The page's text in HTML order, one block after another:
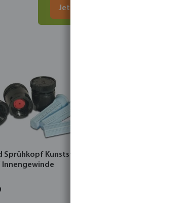
Jetzt bestellen
Sprühkopf Kunststoff 3.5
Innengewinde